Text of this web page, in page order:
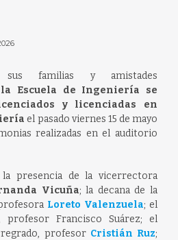
sus familias y amistades
Escuela de Ingeniería se
y licenciadas en
el pasado viernes 15 de mayo
realizadas en el auditorio
presencia de la vicerrectora
Vicuña; la decana de la
Loreto Valenzuela; el
profesor Francisco Suárez; el
profesor Cristián Ruz;